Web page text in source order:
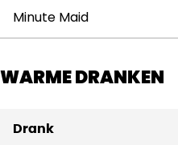
Minute Maid
WARME DRANKEN
Drank